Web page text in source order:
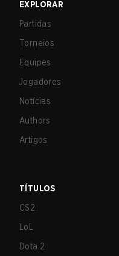
EXPLORAR
Partidas
Torneios
Equipes
Jogadores
Notícias
Authors
Artigos
TÍTULOS
CS2
LoL
Dota 2